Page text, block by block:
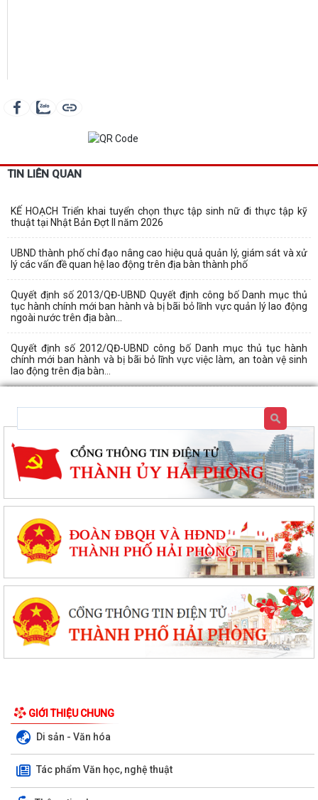
TIN LIÊN QUAN
KẾ HOẠCH Triển khai tuyển chọn thực tập sinh nữ đi thực tập kỹ
thuật tại Nhật Bản Đợt II năm 2026
UBND thành phố chỉ đạo nâng cao hiệu quả quản lý, giám sát và xử
lý các vấn đề quan hệ lao động trên địa bàn thành phố
Quyết định số 2013/QĐ-UBND Quyết định công bố Danh mục thủ
tục hành chính mới ban hành và bị bãi bỏ lĩnh vực quản lý lao động
ngoài nước trên địa bàn...
Quyết định số 2012/QĐ-UBND công bố Danh mục thủ tục hành
chính mới ban hành và bị bãi bỏ lĩnh vực việc làm, an toàn vệ sinh
lao động trên địa bàn...
GIỚI THIỆU CHUNG
Di sản - Văn hóa
Tác phẩm Văn học, nghệ thuật